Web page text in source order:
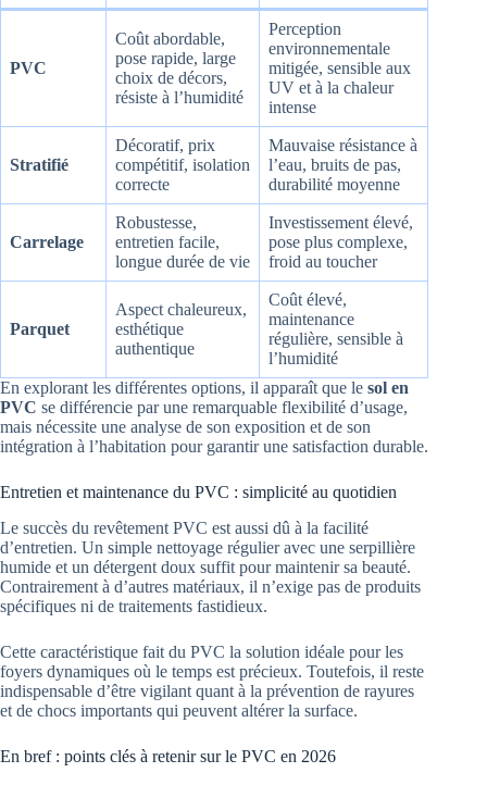
PVC
Coût abordable,
pose rapide, large
choix de décors,
résiste à l’humidité
Perception
environnementale
mitigée, sensible aux
UV et à la chaleur
intense
Stratifié
Décoratif, prix
compétitif, isolation
correcte
Mauvaise résistance à
l’eau, bruits de pas,
durabilité moyenne
Carrelage
Robustesse,
entretien facile,
longue durée de vie
Investissement élevé,
pose plus complexe,
froid au toucher
Parquet
Aspect chaleureux,
esthétique
authentique
Coût élevé,
maintenance
régulière, sensible à
l’humidité
En explorant les différentes options, il apparaît que le sol en
PVC se différencie par une remarquable flexibilité d’usage,
mais nécessite une analyse de son exposition et de son
intégration à l’habitation pour garantir une satisfaction durable.
Entretien et maintenance du PVC : simplicité au quotidien
Le succès du revêtement PVC est aussi dû à la facilité
d’entretien. Un simple nettoyage régulier avec une serpillière
humide et un détergent doux suffit pour maintenir sa beauté.
Contrairement à d’autres matériaux, il n’exige pas de produits
spécifiques ni de traitements fastidieux.
Cette caractéristique fait du PVC la solution idéale pour les
foyers dynamiques où le temps est précieux. Toutefois, il reste
indispensable d’être vigilant quant à la prévention de rayures
et de chocs importants qui peuvent altérer la surface.
En bref : points clés à retenir sur le PVC en 2026